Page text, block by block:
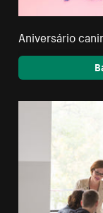
Aniversário